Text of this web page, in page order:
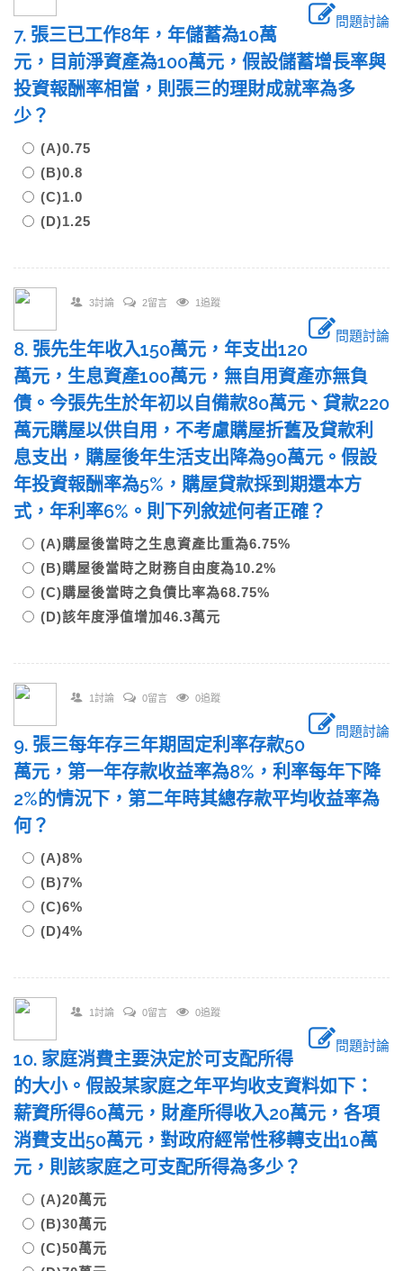
問題討論
7. 張三已工作8年，年儲蓄為10萬
元，目前淨資產為100萬元，假設儲蓄增長率與
投資報酬率相當，則張三的理財成就率為多
少？
(A)0.75
(B)0.8
(C)1.0
(D)1.25
3討論 2留言 1追蹤
問題討論
8. 張先生年收入150萬元，年支出120
萬元，生息資產100萬元，無自用資產亦無負
債。今張先生於年初以自備款80萬元、貸款220
萬元購屋以供自用，不考慮購屋折舊及貸款利
息支出，購屋後年生活支出降為90萬元。假設
年投資報酬率為5%，購屋貸款採到期還本方
式，年利率6%。則下列敘述何者正確？
(A)購屋後當時之生息資產比重為6.75%
(B)購屋後當時之財務自由度為10.2%
(C)購屋後當時之負債比率為68.75%
(D)該年度淨值增加46.3萬元
1討論 0留言 0追蹤
問題討論
9. 張三每年存三年期固定利率存款50
萬元，第一年存款收益率為8%，利率每年下降
2%的情況下，第二年時其總存款平均收益率為
何？
(A)8%
(B)7%
(C)6%
(D)4%
1討論 0留言 0追蹤
問題討論
10. 家庭消費主要決定於可支配所得
的大小。假設某家庭之年平均收支資料如下：
薪資所得60萬元，財產所得收入20萬元，各項
消費支出50萬元，對政府經常性移轉支出10萬
元，則該家庭之可支配所得為多少？
(A)20萬元
(B)30萬元
(C)50萬元